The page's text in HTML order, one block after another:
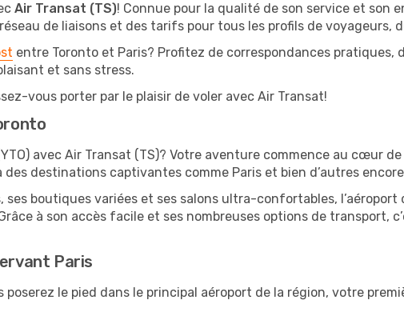
Air Transat (TS)! Connue pour la qualité de son service et son
de liaisons et des tarifs pour tous les profils de voyageurs,
entre Toronto et Paris? Profitez de correspondances pratiques,
et sans stress.
vous porter par le plaisir de voler avec Air Transat!
avec Air Transat (TS)? Votre aventure commence au cœur
destinations captivantes comme Paris et bien d’autres
ses boutiques variées et ses salons ultra-confortables,
à son accès facile et ses nombreuses options de transport,
Paris
poserez le pied dans le principal aéroport de la région, votre